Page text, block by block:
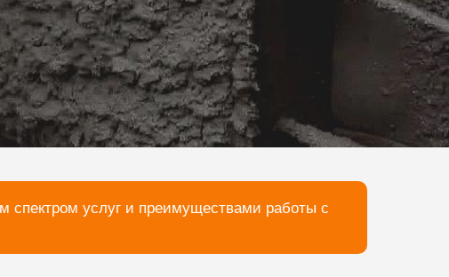
спектром услуг и преимуществами работы с